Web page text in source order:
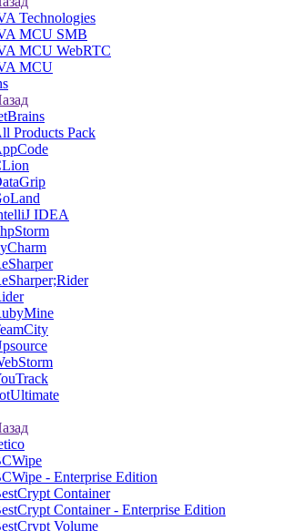
Technologies
MCU SMB
MCU WebRTC
MCU
Products Pack
IDEA
- Enterprise Edition
Container
Container - Enterprise Edition
Volume